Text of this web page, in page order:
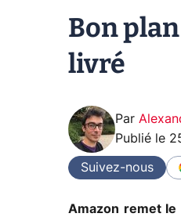
Bon
livré
Par
Publié le
Suivez-nous
Amazon remet le